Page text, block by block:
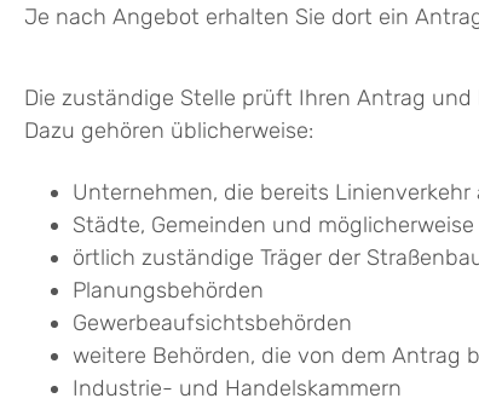
Je nach Angebot erhalten Sie dort ein
Die zuständige Stelle prüft Ihren Antrag
Dazu gehören üblicherweise:
Unternehmen, die bereits Linienverkehr
Städte, Gemeinden und möglicherweise
örtlich zuständige Träger der
Planungsbehörden
Gewerbeaufsichtsbehörden
weitere Behörden, die von dem Antrag
Industrie- und Handelskammern